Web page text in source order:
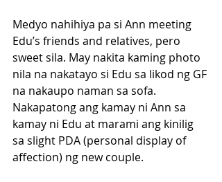
Medyo nahihiya pa si Ann meeting
Edu’s friends and relatives, pero
sweet sila. May nakita kaming photo
nila na nakatayo si Edu sa likod ng GF
na nakaupo naman sa sofa.
Nakapatong ang kamay ni Ann sa
kamay ni Edu at marami ang kinilig
sa slight PDA (personal display of
affection) ng new couple.